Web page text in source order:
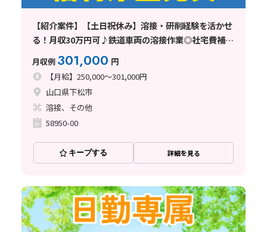
【紹介案件】【土日祝休み】溶接・研削経験を活かせ
る！月収30万円可♪鉄道車両の溶接作業◎社宅費補助
月収例 301,000 円
【月給】250,000～301,000円
山口県下松市
溶接、その他
58950-00
キープする 詳細を見る